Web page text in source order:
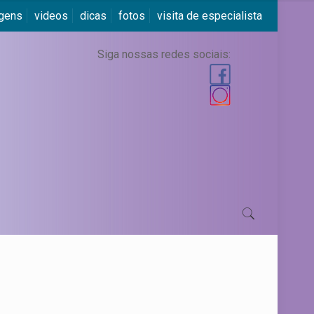
videos dicas fotos visita de especialista
Siga nossas redes sociais: